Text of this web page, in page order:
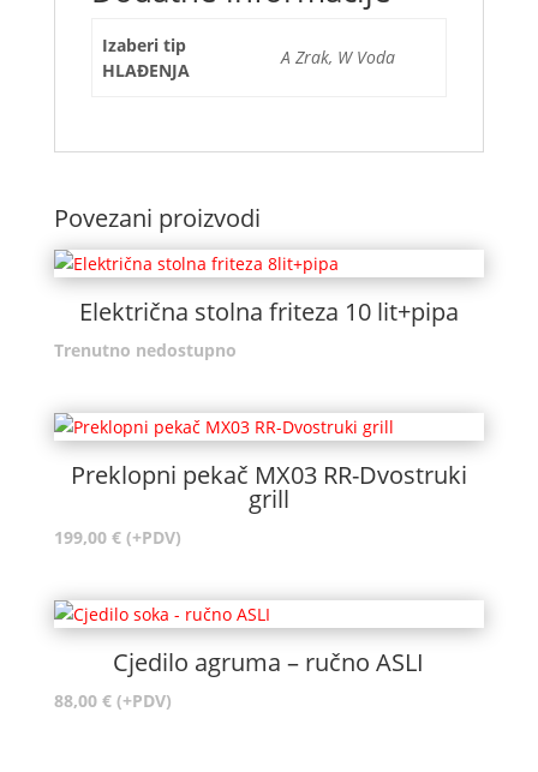
Izaberi tip
HLAĐENJA
A Zrak, W Voda
Povezani proizvodi
Električna stolna friteza 10 lit+pipa
Trenutno nedostupno
Preklopni pekač MX03 RR-Dvostruki
grill
199,00 € (+PDV)
Cjedilo agruma – ručno ASLI
88,00 € (+PDV)